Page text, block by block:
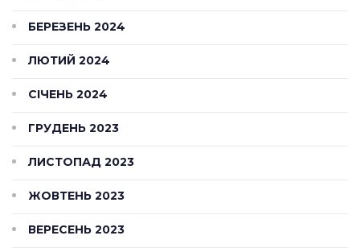
БЕРЕЗЕНЬ 2024
ЛЮТИЙ 2024
СІЧЕНЬ 2024
ГРУДЕНЬ 2023
ЛИСТОПАД 2023
ЖОВТЕНЬ 2023
ВЕРЕСЕНЬ 2023